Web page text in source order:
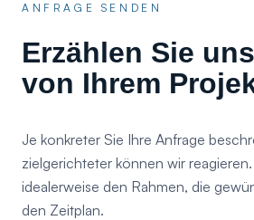
ANFRAGE SENDEN
Erzählen Sie uns
von Ihrem
Je konkreter Sie Ihre Anfrage
zielgerichteter können wir
idealerweise den Rahmen, die
den Zeitplan.